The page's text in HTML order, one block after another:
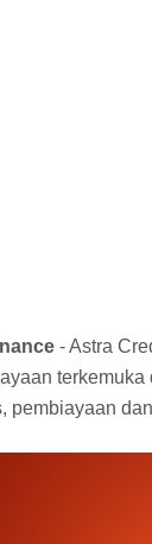
- Astra
pembiayaan